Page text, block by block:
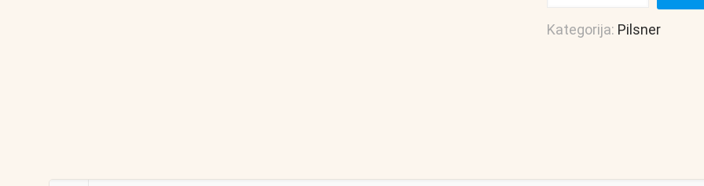
Kategorija: Pilsner